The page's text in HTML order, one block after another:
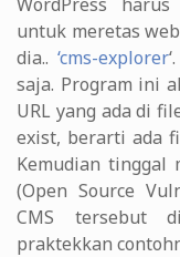
untuk meretas
dia..‘cms-explorer
saja. Program ini
URL yang ada di
exist, berarti ada
Kemudian tinggal
(Open Source
CMS tersebut
praktekkan